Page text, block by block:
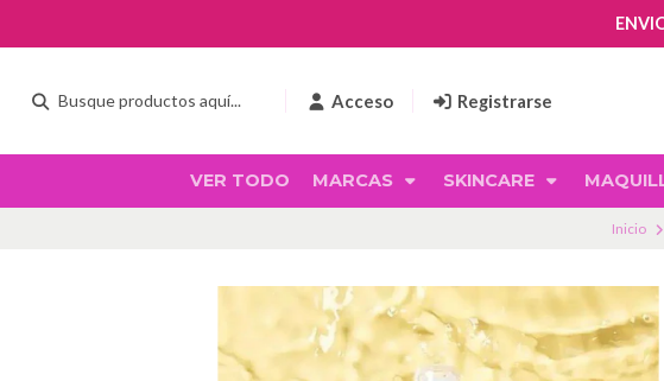
Acceso Registrarse
VER TODO MARCAS SKINCARE
Inicio